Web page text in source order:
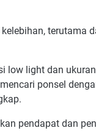
terutama
low light dan
ponsel
pendapat dan